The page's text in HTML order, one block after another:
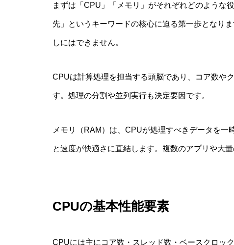
まずは「CPU」「メモリ」がそれぞれどのような
先」というキーワードの核心に迫る第一歩となり
しにはできません。
CPUは計算処理を担当する頭脳であり、コア数や
す。処理の分割や並列実行も決定要因です。
メモリ（RAM）は、CPUが処理すべきデータを
と速度が快適さに直結します。複数のアプリや大
CPUの基本性能要素
CPUには主にコア数・スレッド数・ベースクロッ